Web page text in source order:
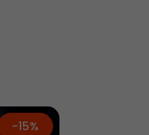
-15%